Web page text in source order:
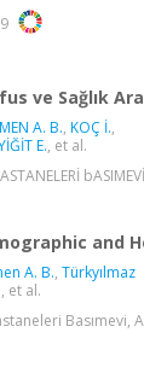
ve Sağlık
A. B., KOÇ İ.,
E., et al.
and
A. B., Türkyılmaz
, et al.
Basımevi,